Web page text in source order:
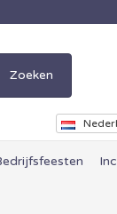
Zoeken